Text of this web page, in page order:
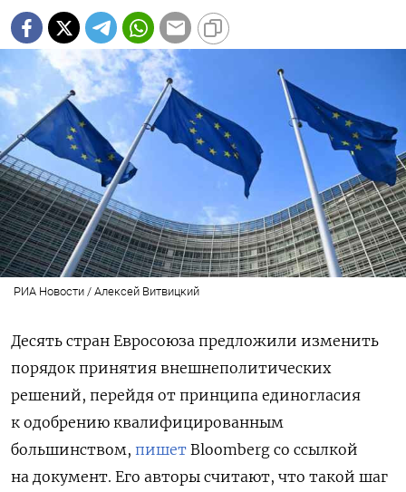
РИА Новости / Алексей Витвицкий
Десять стран Евросоюза предложили изменить
порядок принятия внешнеполитических
решений, перейдя от принципа единогласия
к одобрению квалифицированным
большинством, пишет Bloomberg со ссылкой
на документ. Его авторы считают, что такой шаг